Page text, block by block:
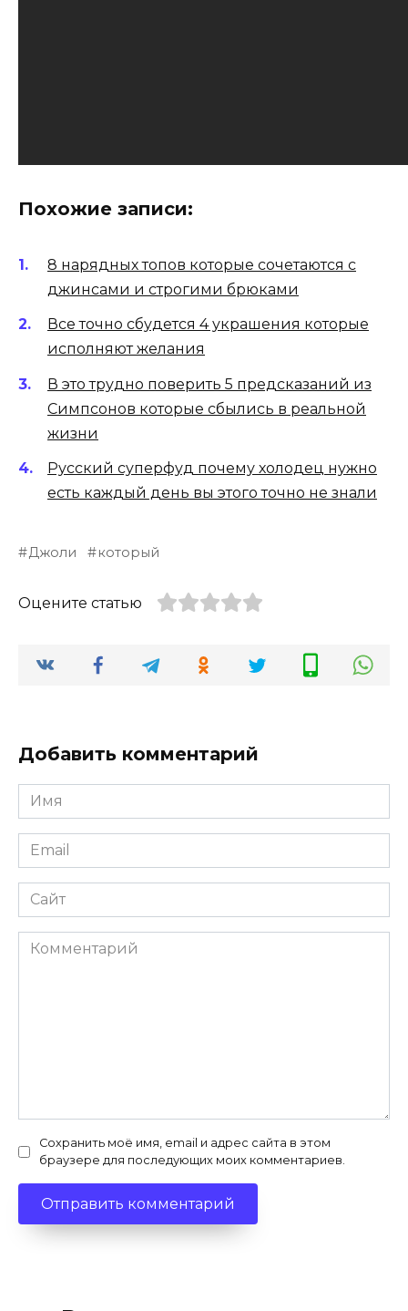
Похожие записи:
8 нарядных топов которые сочетаются с
джинсами и строгими брюками
Все точно сбудется 4 украшения которые
исполняют желания
В это трудно поверить 5 предсказаний из
Симпсонов которые сбылись в реальной
жизни
Русский суперфуд почему холодец нужно
есть каждый день вы этого точно не знали
Джоли который
Оцените статью
Добавить комментарий
Имя
*
Email
*
Сайт
Комментарий
Сохранить моё имя, email и адрес сайта в этом
браузере для последующих моих комментариев.